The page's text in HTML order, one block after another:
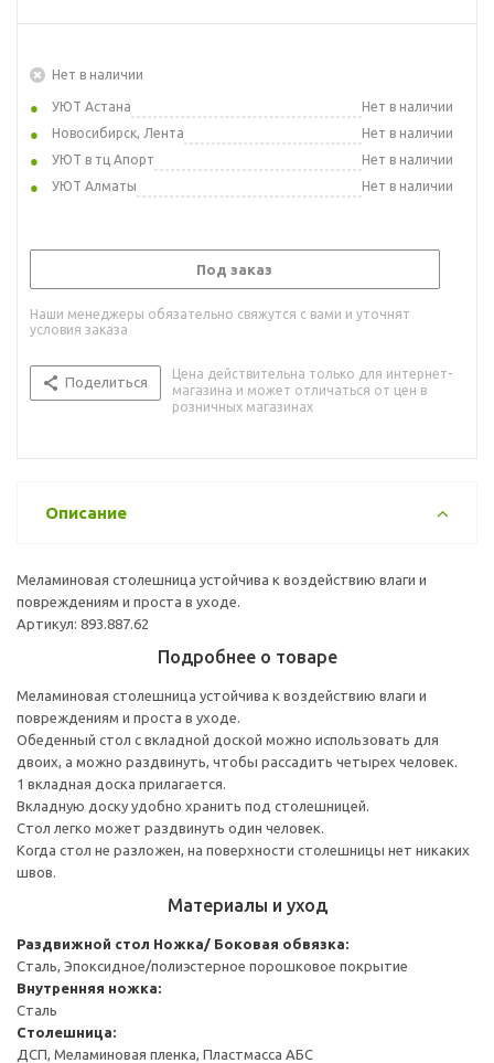
Нет в наличии
УЮТ Астана
Нет в наличии
Новосибирск, Лента
Нет в наличии
УЮТ в тц Апорт
Нет в наличии
УЮТ Алматы
Нет в наличии
Под заказ
Наши менеджеры обязательно свяжутся с вами и уточнят
условия заказа
Поделиться
Цена действительна только для интернет-
магазина и может отличаться от цен в
розничных магазинах
Описание
Меламиновая столешница устойчива к воздействию влаги и
повреждениям и проста в уходе.
Артикул: 893.887.62
Подробнее о товаре
Меламиновая столешница устойчива к воздействию влаги и
повреждениям и проста в уходе.
Обеденный стол с вкладной доской можно использовать для
двоих, а можно раздвинуть, чтобы рассадить четырех человек.
1 вкладная доска прилагается.
Вкладную доску удобно хранить под столешницей.
Стол легко может раздвинуть один человек.
Когда стол не разложен, на поверхности столешницы нет никаких
швов.
Материалы и уход
Раздвижной стол Ножка/ Боковая обвязка:
Сталь, Эпоксидное/полиэстерное порошковое покрытие
Внутренняя ножка:
Сталь
Столешница:
ДСП, Меламиновая пленка, Пластмасса АБС